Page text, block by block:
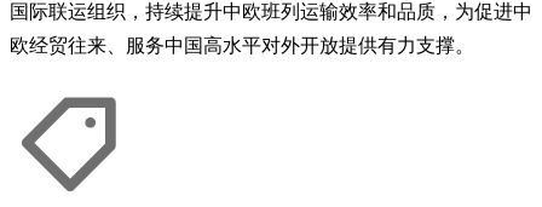
国际联运组织，持续提升中欧班列运输效率和品质，为促进中
欧经贸往来、服务中国高水平对外开放提供有力支撑。